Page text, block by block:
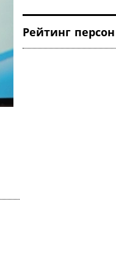
Рейтинг